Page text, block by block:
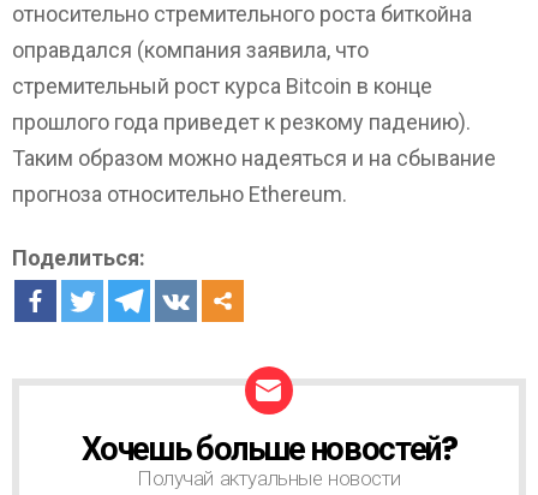
относительно стремительного роста биткойна
оправдался (компания заявила, что
стремительный рост курса Bitcoin в конце
прошлого года приведет к резкому падению).
Таким образом можно надеяться и на сбывание
прогноза относительно Ethereum.
Поделиться:
Хочешь больше новостей?
Получай актуальные новости